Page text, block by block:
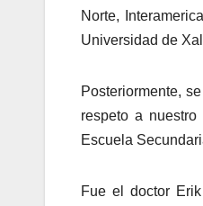
Norte,
Universidad de
Posteriormente,
respeto a
Escuela
Fue el doctor